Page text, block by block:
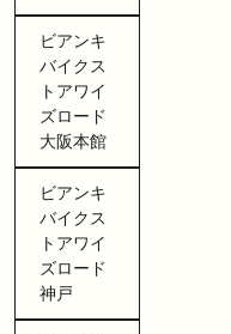
ビアンキ
バイクス
トアワイ
ズロード
大阪本館
ビアンキ
バイクス
トアワイ
ズロード
神戸